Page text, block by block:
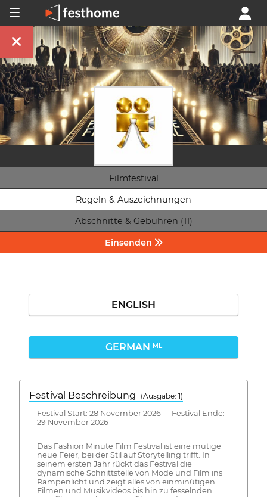
Filmfestival
Regeln & Auszeichnungen
Abschnitte & Gebühren (11)
Einsenden
ENGLISH
GERMAN ML
Festival Beschreibung
(Ausgabe: 1)
Festival Start: 28 November 2026 Festival Ende:
29 November 2026
Das Fashion Minute Film Festival ist eine mutige
neue Feier, bei der Stil auf Storytelling trifft. In
seinem ersten Jahr rückt das Festival die
dynamische Schnittstelle von Mode und Film ins
Rampenlicht und zeigt alles von einminütigen
Filmen und Musikvideos bis hin zu fesselnden